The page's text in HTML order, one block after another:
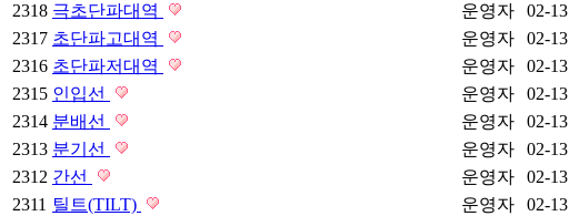
2318 극초단파대역 운영자 02-13
2317 초단파고대역 운영자 02-13
2316 초단파저대역 운영자 02-13
2315 인입선 운영자 02-13
2314 분배선 운영자 02-13
2313 분기선 운영자 02-13
2312 간선 운영자 02-13
2311 틸트(TILT) 운영자 02-13